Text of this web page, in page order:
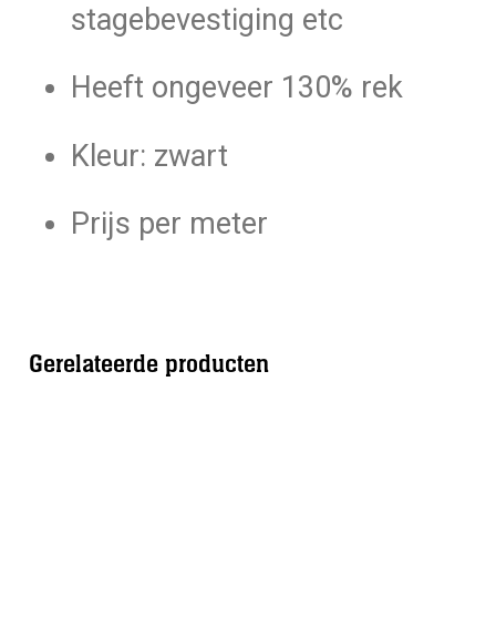
stagebevestiging etc
Heeft ongeveer 130% rek
Kleur: zwart
Prijs per meter
Gerelateerde producten